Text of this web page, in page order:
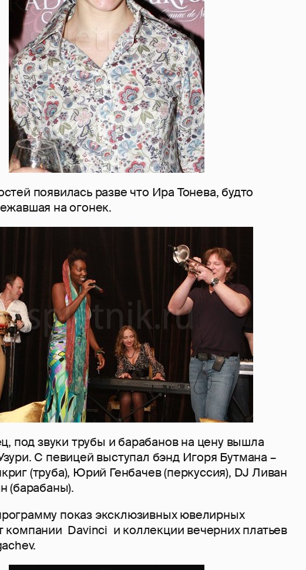
появилась разве что Ира Тонева, будто
на огонек.
под звуки трубы и барабанов на цену вышла
С певицей выступал бэнд Игоря Бутмана –
(труба), Юрий Генбачев (перкуссия), DJ Ливан
(барабаны).
показ эксклюзивных ювелирных
компании Davinci и коллекции вечерних платьев